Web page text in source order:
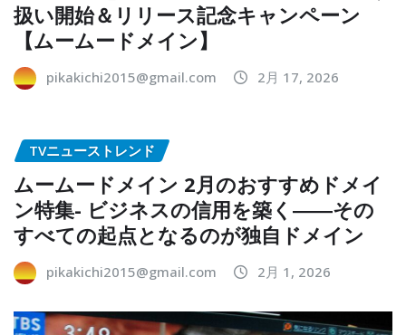
扱い開始＆リリース記念キャンペーン
【ムームードメイン】
pikakichi2015@gmail.com 2月 17, 2026
TVニューストレンド
ムームードメイン 2月のおすすめドメイ
ン特集- ビジネスの信用を築く――その
すべての起点となるのが独自ドメイン
pikakichi2015@gmail.com 2月 1, 2026